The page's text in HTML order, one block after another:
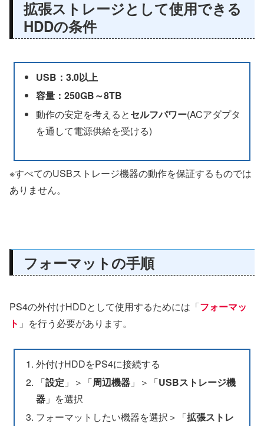
拡張ストレージとして使用できる
HDDの条件
USB：3.0以上
容量：250GB～8TB
動作の安定を考えるとセルフパワー(ACアダプタ
を通して電源供給を受ける)
※すべてのUSBストレージ機器の動作を保証するものでは
ありません。
フォーマットの手順
PS4の外付けHDDとして使用するためには「フォーマッ
ト 」を行う必要があります。
外付けHDDをPS4に接続する
「設定 」＞「周辺機器 」＞「USBストレージ機
器 」を選択
フォーマットしたい機器を選択＞「拡張ストレ